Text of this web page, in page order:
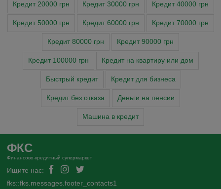
Кредит 20000 грн Кредит 30000 грн Кредит 40000 грн
Кредит 50000 грн Кредит 60000 грн Кредит 70000 грн
Кредит 80000 грн Кредит 90000 грн
Кредит 100000 грн Кредит на квартиру или дом
Быстрый кредит Кредит для бизнеса
Кредит без отказа Деньги на пенсии
Машина в кредит
ФКС
Финансово-кредитный супермаркет
Ищите нас:
fks::fks.messages.footer_contacts1